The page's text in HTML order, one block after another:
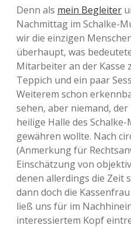
Denn als mein Begleiter
Nachmittag im Schalke-
wir die einzigen
überhaupt, was
Mitarbeiter an der Kasse
Teppich und ein paar
Weiterem schon
sehen, aber niemand,
heilige Halle des
gewähren wollte. Nach
(Anmerkung für
Einschätzung von
denen allerdings die Zeit
dann doch die
ließ uns für im
interessiertem Kopf